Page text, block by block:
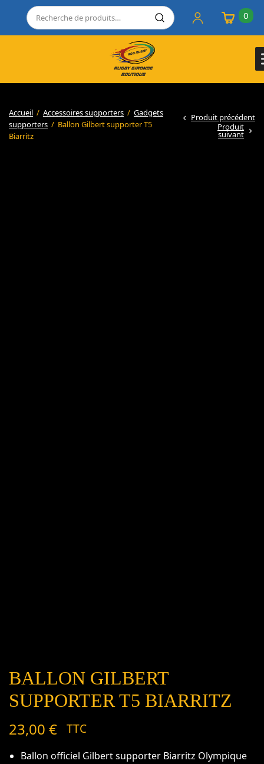
0
Accueil / Accessoires supporters / Gadgets
supporters / Ballon Gilbert supporter T5
Biarritz
Produit précédent
Produit
suivant
BALLON GILBERT
SUPPORTER T5 BIARRITZ
23,00€ TTC
Ballon officiel Gilbert supporter Biarritz Olympique